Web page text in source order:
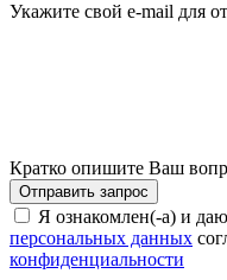
Укажите свой e-mail для
Кратко опишите Ваш
Я ознакомлен(-а) и даю
персональных данных
конфиденциальности